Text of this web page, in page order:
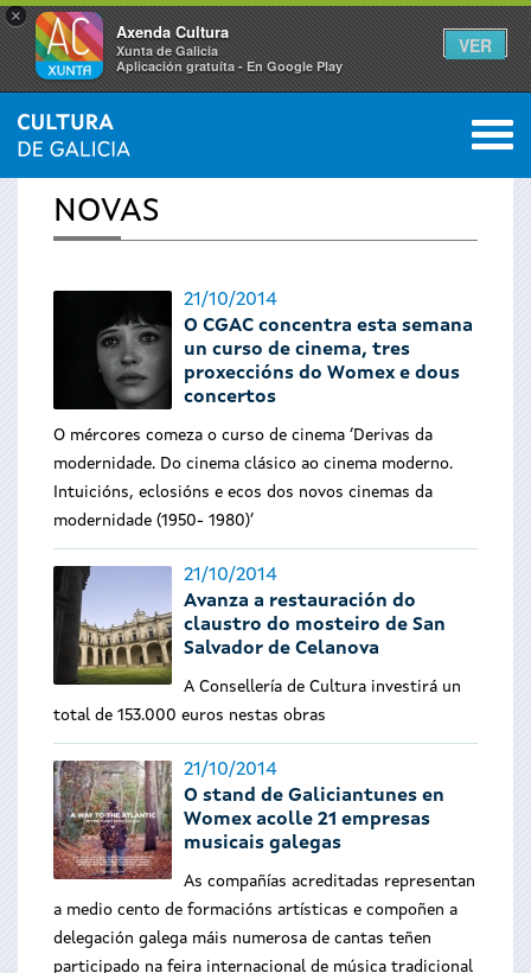
×
Axenda Cultura
Xunta de Galicia
Aplicación gratuíta - En Google Play
VER
Vostede
está
aquí
INICIO › ACTUALIDADE 0
NOVAS
21/10/2014
O CGAC concentra esta semana
un curso de cinema, tres
proxeccións do Womex e dous
concertos
O mércores comeza o curso de cinema ‘Derivas da
modernidade. Do cinema clásico ao cinema moderno.
Intuicións, eclosións e ecos dos novos cinemas da
modernidade (1950- 1980)’
21/10/2014
Avanza a restauración do
claustro do mosteiro de San
Salvador de Celanova
A Consellería de Cultura investirá un
total de 153.000 euros nestas obras
21/10/2014
O stand de Galiciantunes en
Womex acolle 21 empresas
musicais galegas
As compañías acreditadas representan
a medio cento de formacións artísticas e compoñen a
delegación galega máis numerosa de cantas teñen
participado na feira internacional de música tradicional